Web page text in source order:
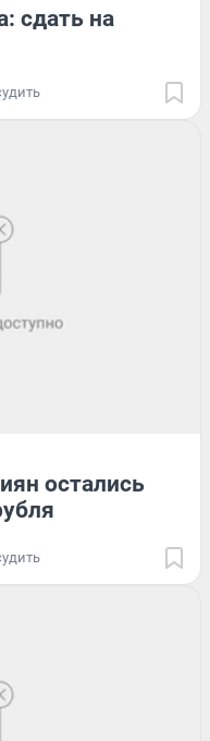
сдать на
остались